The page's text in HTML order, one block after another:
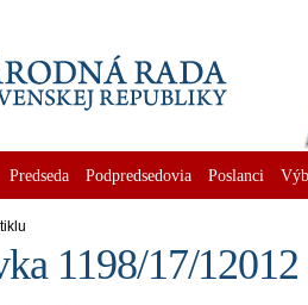
Predseda Podpredsedovia Poslanci
1198/17/